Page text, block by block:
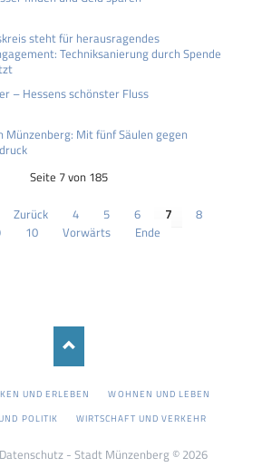
steht für herausragendes
Techniksanierung durch Spende
– Hessens schönster Fluss
Münzenberg: Mit fünf Säulen gegen
Seite 7 von 185
Zurück 4 5 6 7
8
10 Vorwärts Ende
UND ERLEBEN
WOHNEN UND LEBEN
POLITIK
WIRTSCHAFT UND VERKEHR
Datenschutz- Stadt Münzenberg © 2026